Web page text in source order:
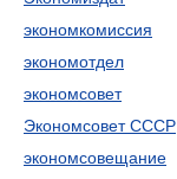
экономкомиссия
экономотдел
экономсовет
Экономсовет СССР
экономсовещание